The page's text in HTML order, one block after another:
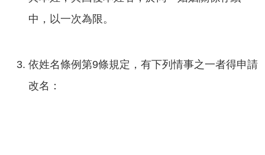
中，以一次為限。
依姓名條例第9條規定，有下列情事之一者得申請
改名：